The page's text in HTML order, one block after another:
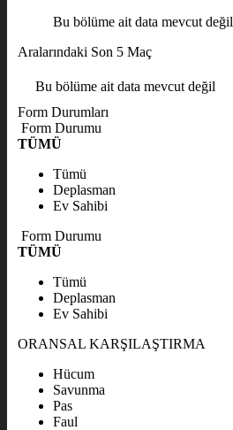
Bu bölüme ait data mevcut değil
Aralarındaki Son 5 Maç
Bu bölüme ait data mevcut değil
Form Durumları
Form Durumu
TÜMÜ
Tümü
Deplasman
Ev Sahibi
Form Durumu
TÜMÜ
Tümü
Deplasman
Ev Sahibi
ORANSAL KARŞILAŞTIRMA
Hücum
Savunma
Pas
Faul